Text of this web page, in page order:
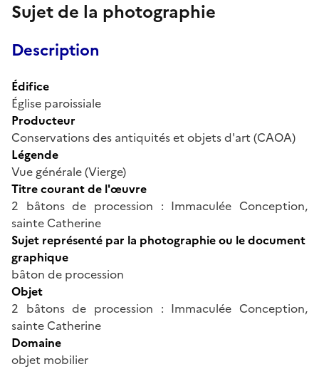
Sujet de la photographie
Description
Édifice
Église paroissiale
Producteur
Conservations des antiquités et objets d'art (CAOA)
Légende
Vue générale (Vierge)
Titre courant de l'œuvre
2 bâtons de procession : Immaculée Conception,
sainte Catherine
Sujet représenté par la photographie ou le document
graphique
bâton de procession
Objet
2 bâtons de procession : Immaculée Conception,
sainte Catherine
Domaine
objet mobilier